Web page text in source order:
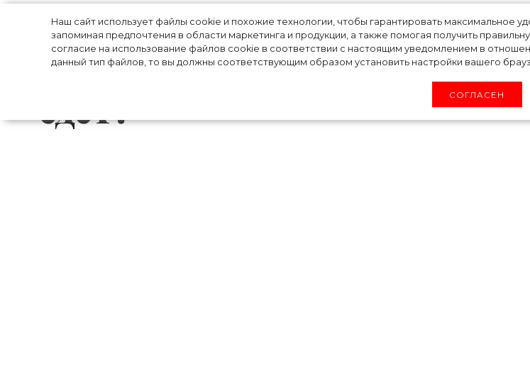
Наш сайт использует файлы cookie и похожие технологии, чтобы гарантировать максимальное
запоминая предпочтения в области маркетинга и продукции, а также помогая получить
согласие на использование файлов cookie в соответствии с настоящим уведомлением в
данный тип файлов, то вы должны соответствующим образом установить настройки вашего
СОГЛАСЕН
Канье Уэст едет в Россию
«Воскресной службой».
едет?